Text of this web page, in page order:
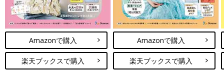
Amazonで購入
楽天ブックスで購入
Amazonで購入
楽天ブックスで購入